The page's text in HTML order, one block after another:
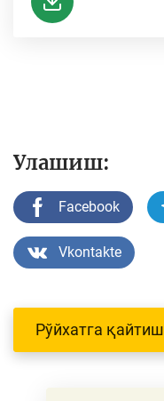
Улашиш:
Facebook
Vkontakte
Рўйхатга қайтиш